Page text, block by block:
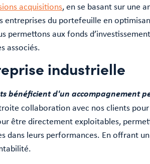
acquisitions, en se basant sur une
du portefeuille en
aux fonds
associés.
industrielle
bénéficient d'un accompagnement
collaboration avec nos clients
être directement exploitables,
leurs performances. En offrant